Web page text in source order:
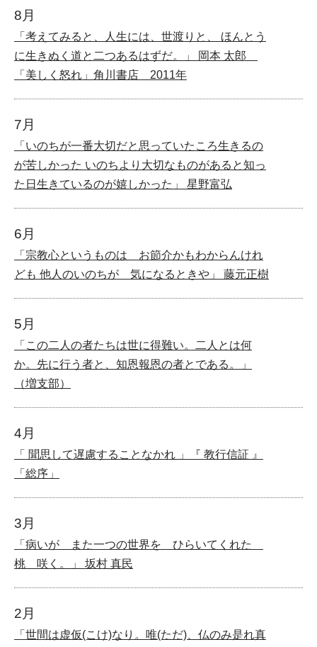
8月
「考えてみると、人生には、世渡りと、 ほんとう
に生きぬく道と二つあるはずだ。」 岡本 太郎
「美しく怒れ」角川書店 2011年
7月
「いのちが一番大切だと思っていたころ生きるの
が苦しかった いのちより大切なものがあると知っ
た日生きているのが嬉しかった」 星野富弘
6月
「宗教心というものは お節介かもわからんけれ
ども 他人のいのちが 気になるときや」 藤元正樹
5月
「この二人の者たちは世に得難い。二人とは何
か。先に行う者と、知恩報恩の者とである。」
（増支部）
4月
「 聞思して遅慮することなかれ 」『 教行信証 』
「総序」
3月
「病いが また一つの世界を ひらいてくれた
桃 咲く。」 坂村 真民
2月
「世間は虚仮(こけ)なり。唯(ただ)、仏のみ是れ真